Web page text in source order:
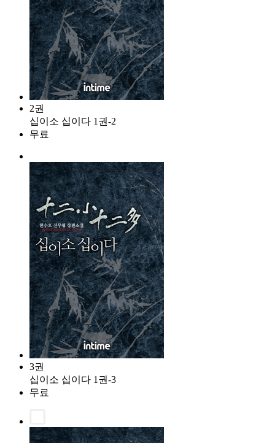
2권
십이소 십이다 1권-2
무료
3권
십이소 십이다 1권-3
무료